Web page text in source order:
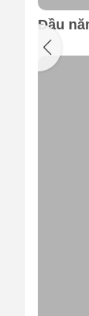
Đầu